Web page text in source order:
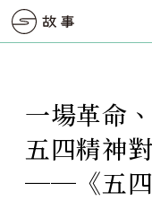
一場革命
五四精神
──《五四